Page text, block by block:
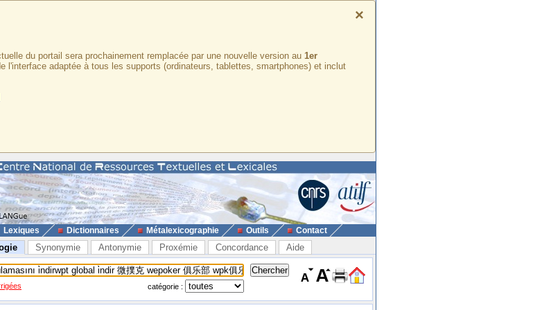
×
du portail sera prochainement remplacée par une nouvelle version au 1er
l'interface adaptée à tous les supports (ordinateurs, tablettes, smartphones) et inclut
Lexiques Dictionnaires Métalexicographie Outils Contact
Synonymie Antonymie Proxémie Concordance Aide
catégorie :